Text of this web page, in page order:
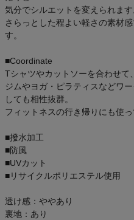
気分でシルエットを変えられます
さらっとした程よい軽さの素材
す。
■Coordinate
Tシャツやカットソーを合わせて
ジムやヨガ・ピラティスなどワ
しても相性抜群。
フィットネスの行き帰りにも使っ
■撥水加工
■防風
■UVカット
■リサイクルポリエステル使用
透け感：ややあり
裏地：あり